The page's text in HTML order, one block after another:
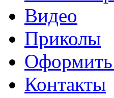
Видео
Приколы
Оформить
Контакты